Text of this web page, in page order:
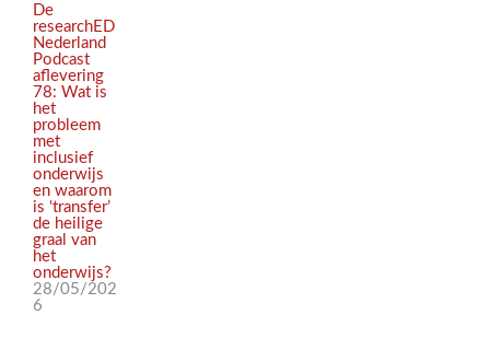
De
researchED
Nederland
Podcast
aflevering
78: Wat is
het
probleem
met
inclusief
onderwijs
en waarom
is ‘transfer’
de heilige
graal van
het
onderwijs?
28/05/202
6